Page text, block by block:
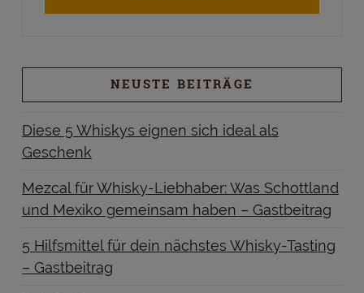
NEUSTE BEITRÄGE
Diese 5 Whiskys eignen sich ideal als
Geschenk
Mezcal für Whisky-Liebhaber: Was Schottland
und Mexiko gemeinsam haben – Gastbeitrag
5 Hilfsmittel für dein nächstes Whisky-Tasting
– Gastbeitrag